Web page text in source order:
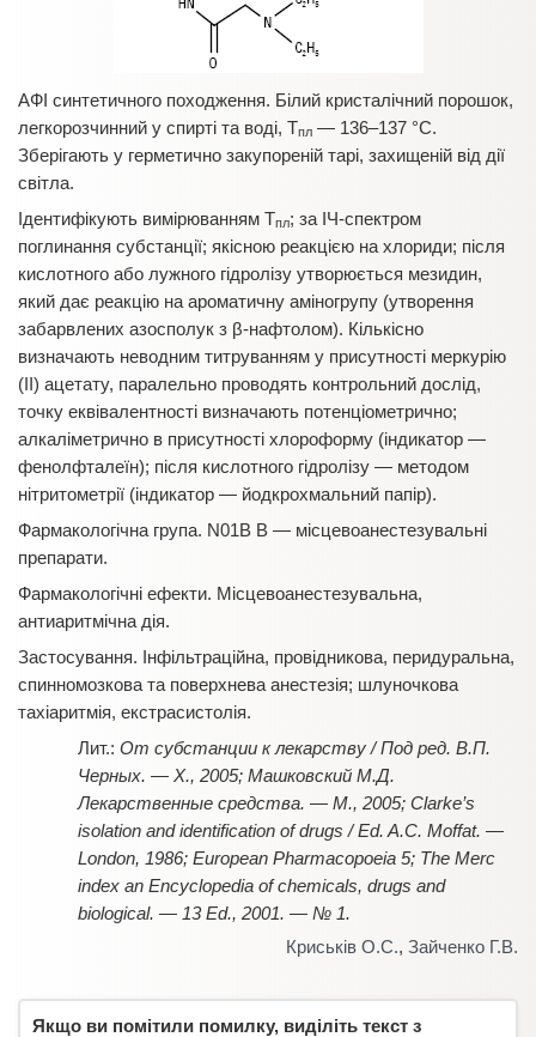
АФІ синтетичного походження. Білий кристалічний порошок,
легкорозчинний у спирті та воді, Тпл — 136–137 °С.
Зберігають у герметично закупореній тарі, захищеній від дії
світла.
Ідентифікують вимірюванням Тпл; за ІЧ-спектром
поглинання субстанції; якісною реакцією на хлориди; після
кислотного або лужного гідролізу утворюється мезидин,
який дає реакцію на ароматичну аміногрупу (утворення
забарвлених азосполук з β-нафтолом). Кількісно
визначають неводним титруванням у присутності меркурію
(ІІ) ацетату, паралельно проводять контрольний дослід,
точку еквівалентності визначають потенціометрично;
алкаліметрично в присутності хлороформу (індикатор —
фенолфталеїн); після кислотного гідролізу — методом
нітритометрії (індикатор — йодкрохмальний папір).
Фармакологічна група. N01B B — місцевоанестезувальні
препарати.
Фармакологічні ефекти. Місцевоанестезувальна,
антиаритмічна дія.
Застосування. Інфільтраційна, провідникова, перидуральна,
спинномозкова та поверхнева анестезія; шлуночкова
тахіаритмія, екстрасистолія.
От субстанции к лекарству / Под ред. В.П.
Черных. — Х., 2005; Машковский М.Д.
Лекарственные средства. — М., 2005; Clarke’s
isolation and identification of drugs / Ed. A.C. Moffat. —
London, 1986; European Pharmacopoeia 5; Тhе Меrc
index an Encyclopedia of chemicals, drugs and
biological. — 13 Ed., 2001. — № 1.
Криськів О.С., Зайченко Г.В.
Якщо ви помітили помилку, виділіть текст з